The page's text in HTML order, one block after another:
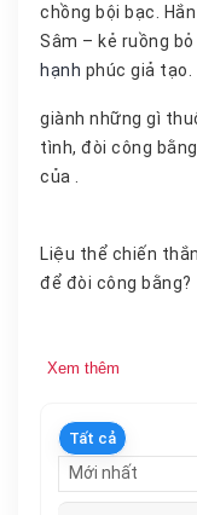
chồng bội bạc. Hắn là Chúc Viễn hiền lành, mà là Trương
hạnh phúc giả tạo.
giành những gì thuộc về , vạch trần tội ác của và ả nhân
tình, đòi công bằng cho bản và cho cả vợ đáng thương
Liệu thể chiến thắng bệnh tật và sự toan tính của con
để đòi công bằng?
Xem thêm
Tất cả